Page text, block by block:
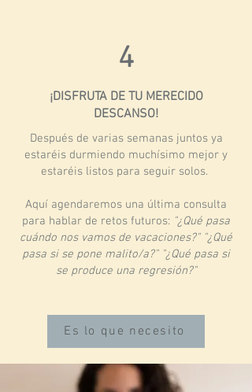
4
¡DISFRUTA DE TU MERECIDO
DESCANSO!
Después de varias semanas juntos ya
estaréis durmiendo muchísimo mejor y
estaréis listos para seguir solos.
Aquí agendaremos una última consulta
para hablar de retos futuros: "¿Qué pasa
cuándo nos vamos de vacaciones?" "¿Qué
pasa si se pone malito/a?" "¿Qué pasa si
se produce una regresión?"
Es lo que necesito